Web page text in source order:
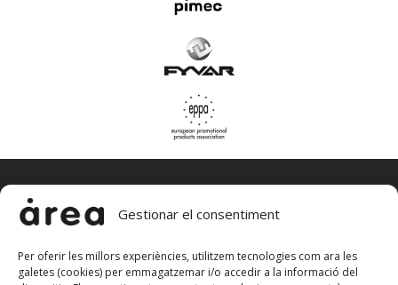
Gestionar el consentiment
Per oferir les millors experiències, utilitzem tecnologies com ara les
galetes (cookies) per emmagatzemar i/o accedir a la informació del
àrea, estudi de publicitat, sl